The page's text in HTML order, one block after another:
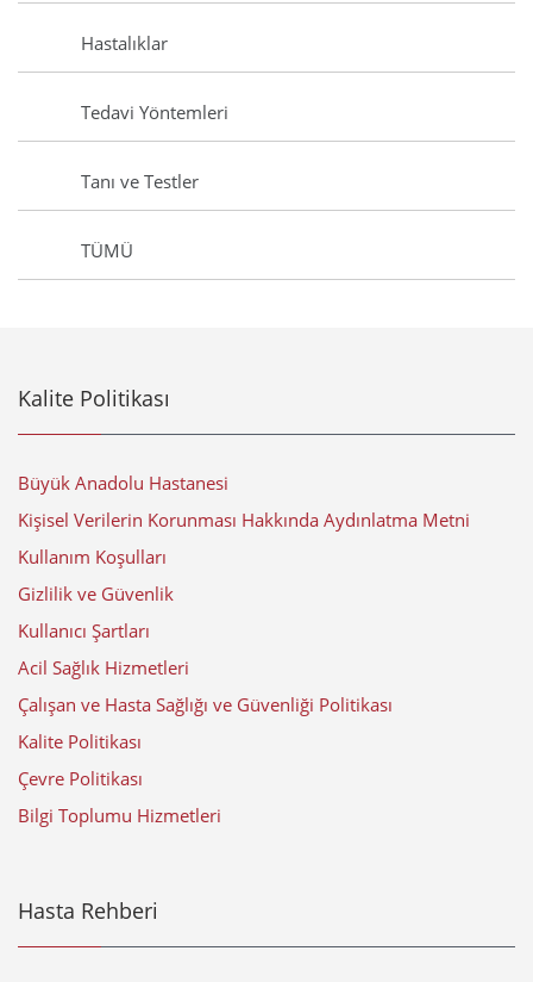
Hastalıklar
Tedavi Yöntemleri
Tanı ve Testler
TÜMÜ
Kalite Politikası
Büyük Anadolu Hastanesi
Kişisel Verilerin Korunması Hakkında Aydınlatma Metni
Kullanım Koşulları
Gizlilik ve Güvenlik
Kullanıcı Şartları
Acil Sağlık Hizmetleri
Çalışan ve Hasta Sağlığı ve Güvenliği Politikası
Kalite Politikası
Çevre Politikası
Bilgi Toplumu Hizmetleri
Hasta Rehberi